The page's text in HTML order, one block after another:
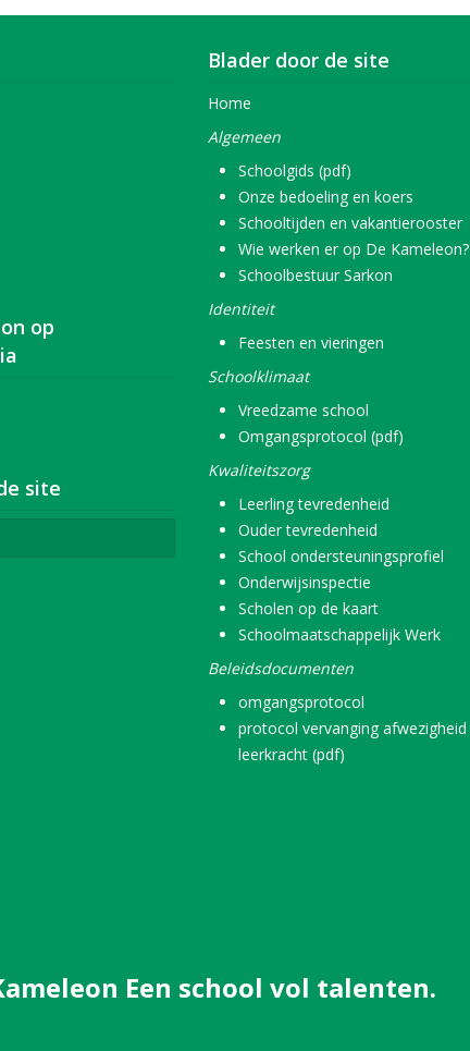
op
site
Blader door de site
Home
Algemeen
Schoolgids (pdf)
Onze bedoeling en koers
Schooltijden en vakantierooster
Wie werken er op De Kameleon?
Schoolbestuur Sarkon
Identiteit
Feesten en vieringen
Schoolklimaat
Vreedzame school
Omgangsprotocol (pdf)
Kwaliteitszorg
Leerling tevredenheid
Ouder tevredenheid
School ondersteuningsprofiel
Onderwijsinspectie
Scholen op de kaart
Schoolmaatschappelijk Werk
Beleidsdocumenten
omgangsprotocol
protocol vervanging afwezigheid
leerkracht (pdf)
Een school vol talenten.